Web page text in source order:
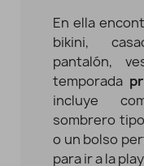
En ella
bikini,
pantalón,
temporada
incluye
sombrero
o un bolso
para ir a la